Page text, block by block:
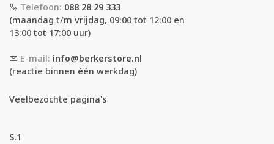
Telefoon: 088 28 29 333
(maandag t/m vrijdag, 09:00 tot 12:00 en
13:00 tot 17:00 uur)
E-mail: info@berkerstore.nl
(reactie binnen één werkdag)
Veelbezochte pagina's
S.1